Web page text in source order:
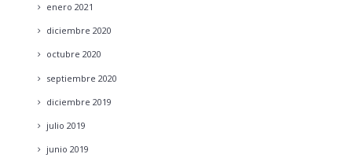
enero 2021
diciembre 2020
octubre 2020
septiembre 2020
diciembre 2019
julio 2019
junio 2019